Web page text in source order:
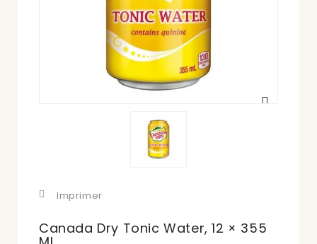
Imprimer
Canada Dry Tonic Water, 12 × 355